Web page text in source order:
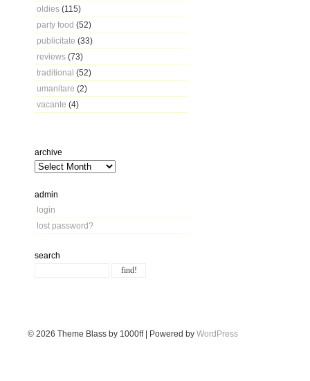
oldies (115)
party food (52)
publicitate (33)
reviews (73)
traditional (52)
umanitare (2)
vacante (4)
archive
admin
login
lost password?
search
© 2026 Theme Blass by 1000ff | Powered by WordPress